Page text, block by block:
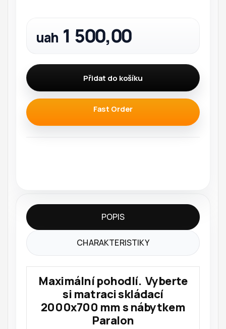
uah 1 500,00
Přidat do košíku
Fast Order
POPIS
CHARAKTERISTIKY
Maximální pohodlí. Vyberte
si matraci skládací
2000x700 mm s nábytkem
Paralon